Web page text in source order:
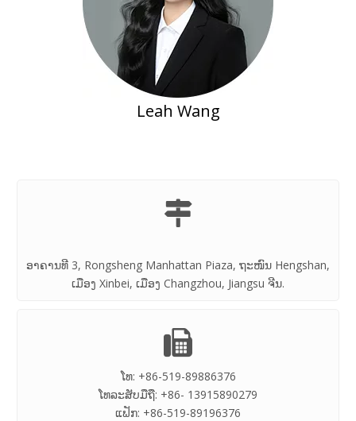
Leah Wang

ອາຄານທີ 3, Rongsheng Manhattan Piaza, ຖະໜົນ Hengshan,
ເມືອງ Xinbei, ເມືອງ Changzhou, Jiangsu ຈີນ.

ໂທ: +86-519-89886376
ໂທລະສັບມືຖື: +86- 13915890279
ແຟັກ: +86-519-89196376